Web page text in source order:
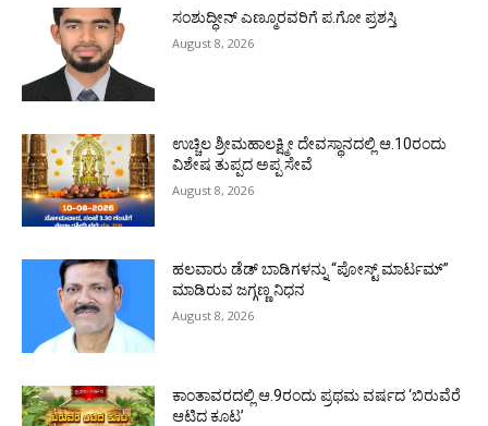
ಸಂಶುದ್ಧೀನ್ ಎಣ್ಮೂರವರಿಗೆ ಪ.ಗೋ ಪ್ರಶಸ್ತಿ
August 8, 2026
ಉಚ್ಚಿಲ ಶ್ರೀಮಹಾಲಕ್ಷ್ಮೀ ದೇವಸ್ಥಾನದಲ್ಲಿ ಆ.10ರಂದು
ವಿಶೇಷ ತುಪ್ಪದ ಅಪ್ಪ ಸೇವೆ
August 8, 2026
ಹಲವಾರು ಡೆಡ್ ಬಾಡಿಗಳನ್ನು “ಪೋಸ್ಟ್ ಮಾರ್ಟಮ್”
ಮಾಡಿರುವ ಜಗ್ಗಣ್ಣ ನಿಧನ
August 8, 2026
ಕಾಂತಾವರದಲ್ಲಿ ಆ.9ರಂದು ಪ್ರಥಮ ವರ್ಷದ ‘ಬಿರುವೆರೆ
ಆಟಿದ ಕೂಟ’